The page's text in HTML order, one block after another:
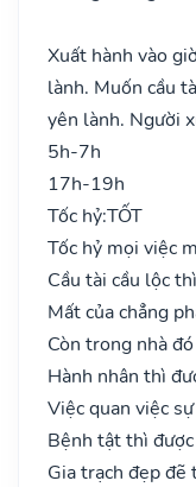
Xuất hành vào
lành. Muốn cầu
yên lành. Người
5h-7h
17h-19h
Tốc hỷ:TỐT
Tốc hỷ mọi việc
Cầu tài cầu lộc
Mất của chẳng
Còn trong nhà
Hành nhân thì
Việc quan việc
Bệnh tật thì
Gia trạch đẹp